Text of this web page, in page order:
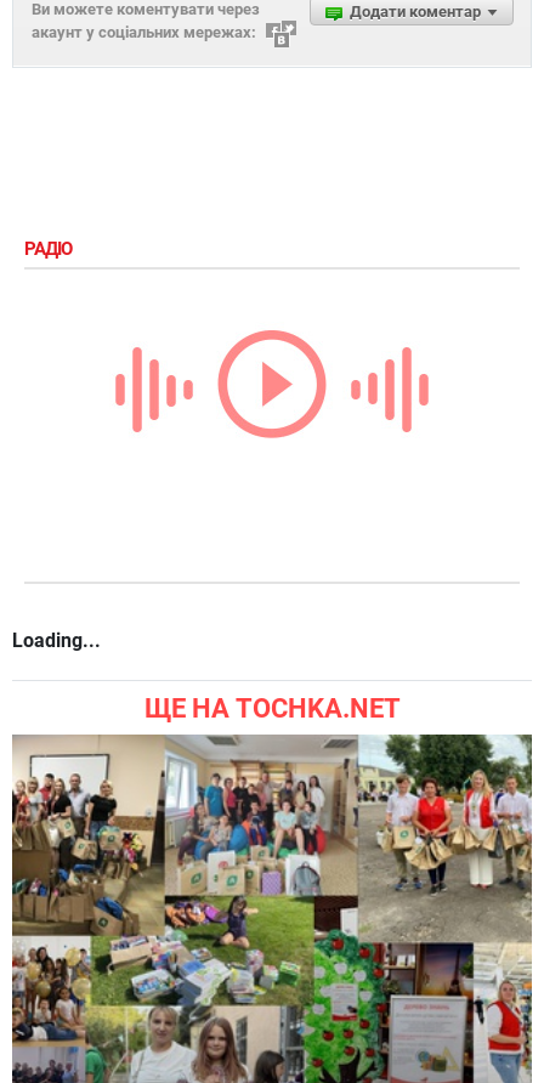
Додати коментар
Ви можете коментувати через
акаунт у соціальних мережах:
РАДІО
Loading...
ЩЕ НА TOCHKA.NET